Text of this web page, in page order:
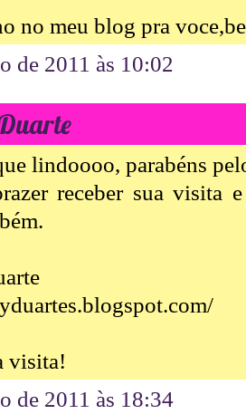
no meu blog pra
de 2011 às 10:02
lindoooo, parabéns
receber sua visita
visita!
de 2011 às 18:34